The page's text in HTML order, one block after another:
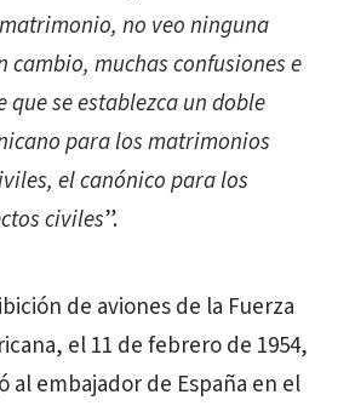
no veo ninguna
cambio, muchas confusiones e
que se establezca un doble
para los matrimonios
el canónico para los
civiles”.
de aviones de la Fuerza
el 11 de febrero de 1954,
al embajador de España en el